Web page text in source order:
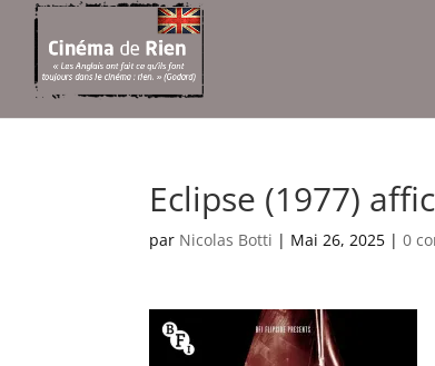
Eclipse (1977)
par Nicolas Botti | Mai 26, 2025 |0